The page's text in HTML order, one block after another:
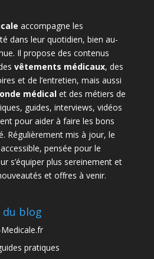
accompagne les
dans leur quotidien, bien au-
Il propose des contenus
vêtements médicaux, des
et de l’entretien, mais aussi
médicalet des métiers de
guides, interviews, vidéos
pour aider à faire les bons
Régulièrement mis à jour, le
pensée pour le
s’équiper plus sereinement et
et offres à venir.
du blog
pratiques